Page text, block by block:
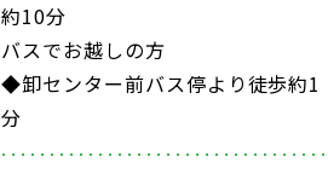
約10分
バスでお越しの方
◆卸センター前バス停より徒歩約1
分